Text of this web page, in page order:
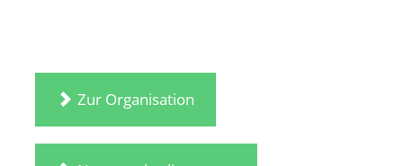
Zur Organisation